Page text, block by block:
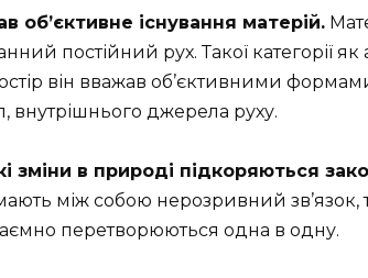
об’єктивне існування матерій.
постійний рух. Такої категорії
він вважав об’єктивними
внутрішнього джерела руху.
зміни в природі підкоряються
між собою нерозривний зв’язок,
перетворюються одна в одну.